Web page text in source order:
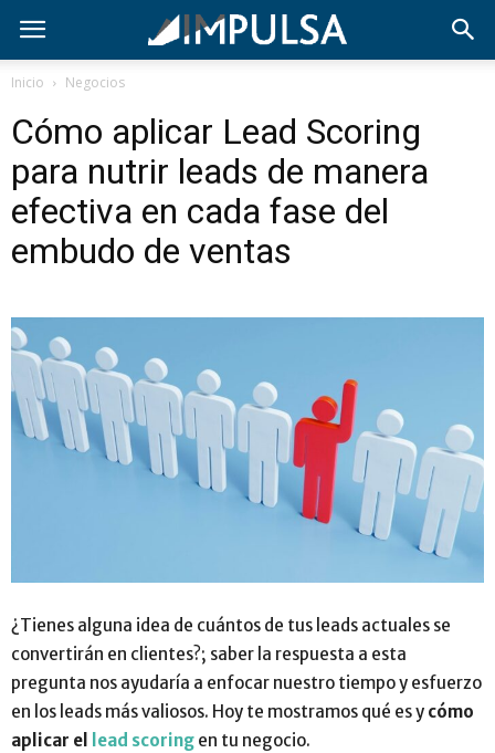
Inicio Negocios
Cómo aplicar Lead Scoring
para nutrir leads de manera
efectiva en cada fase del
embudo de ventas
¿Tienes alguna idea de cuántos de tus leads actuales se
convertirán en clientes?; saber la respuesta a esta
pregunta nos ayudaría a enfocar nuestro tiempo y esfuerzo
en los leads más valiosos. Hoy te mostramos qué es y cómo
aplicar el
lead scoring en tu negocio.